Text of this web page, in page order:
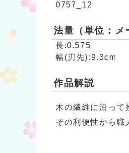
0757_12
法量（単位：メ
長:0.575
幅(刃先):9.3cm
作品解説
木の繊維に沿って
その利便性から職